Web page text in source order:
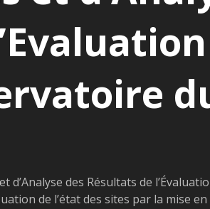
d’Analyse des Résultats de
de l’état des sites par la mise